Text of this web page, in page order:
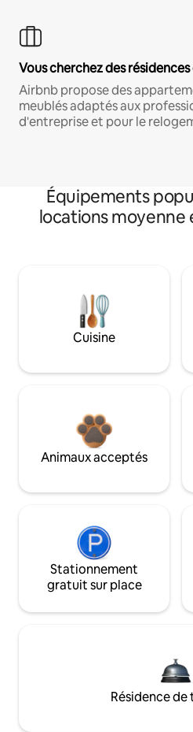
Vous cherchez des
Airbnb propose des
meublés adaptés aux
d'entreprise et pour le
Équipements
locations moyenne
Cuisine
Animaux acceptés
Stationnement
gratuit sur place
Résidence de